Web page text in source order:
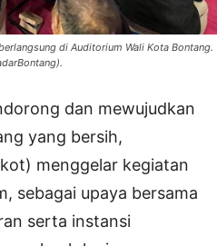
di Auditorium Wali Kota Bontang.
dan mewujudkan
yang bersih,
menggelar kegiatan
sebagai upaya bersama
serta instansi